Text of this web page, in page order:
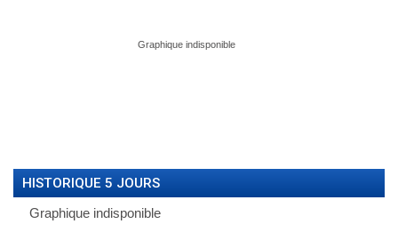
HISTORIQUE 5 JOURS